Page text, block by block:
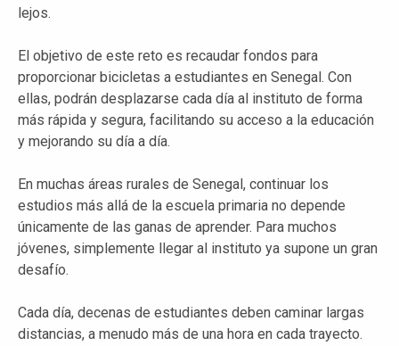
lejos.
El objetivo de este reto es recaudar fondos para
proporcionar bicicletas a estudiantes en Senegal. Con
ellas, podrán desplazarse cada día al instituto de forma
más rápida y segura, facilitando su acceso a la educación
y mejorando su día a día.
En muchas áreas rurales de Senegal, continuar los
estudios más allá de la escuela primaria no depende
únicamente de las ganas de aprender. Para muchos
jóvenes, simplemente llegar al instituto ya supone un gran
desafío.
Cada día, decenas de estudiantes deben caminar largas
distancias, a menudo más de una hora en cada trayecto.